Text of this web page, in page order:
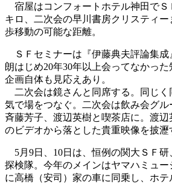
宿屋はコンフォートホテル神田でＳ
キロ、二次会の早川書房クリスティー
歩移動の可能な距離。
ＳＦセミナーは『伊藤典夫評論集成
朗はじめ20年30年以上会ってなかった
企画自体も見応えあり。
二次会は鏡さんと同席する。同じく
気で場をつなぐ。二次会は飲み会グル
斉藤芳子、渡辺英樹と喫茶店に。渡
のビデオから落とした貴重映像を披瀝
5月9日、10日は、恒例の関大ＳＦ研
探検隊。今年のメインはヤマハミュー
に高橋（安司）家の車に同乗し、ホ